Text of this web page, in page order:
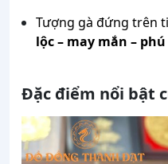
Tượng gà đứng trên
lộc – may mắn –
Đặc điểm nổi bật